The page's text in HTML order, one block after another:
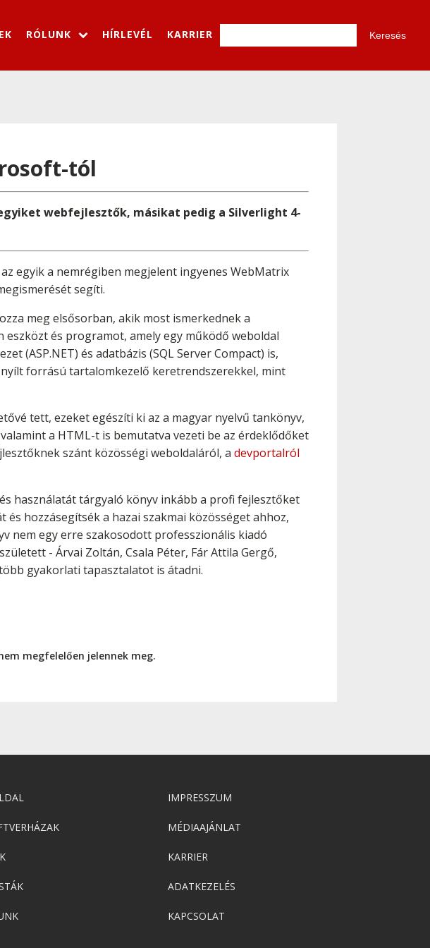
RÓLUNK HÍRLEVÉL KARRIER
tól
webfejlesztők, másikat pedig a Silverlight 4-
egyik a nemrégiben megjelent ingyenes WebMatrix
segíti.
meg elsősorban, akik most ismerkednek a
és programot, amely egy működő weboldal
(ASP.NET) és adatbázis (SQL Server Compact) is,
forrású tartalomkezelő keretrendszerekkel, mint
tett, ezeket egészíti ki az a magyar nyelvű tankönyv,
a HTML-t is bemutatva vezeti be az érdeklődőket
szánt közösségi weboldaláról, a devportalról
használatát tárgyaló könyv inkább a profi fejlesztőket
hozzásegítsék a hazai szakmai közösséget ahhoz,
nem egy erre szakosodott professzionális kiadó
- Árvai Zoltán, Csala Péter, Fár Attila Gergő,
gyakorlati tapasztalatot is átadni.
megfelelően jelennek meg.
IMPRESSZUM
MÉDIAAJÁNLAT
KARRIER
ADATKEZELÉS
KAPCSOLAT